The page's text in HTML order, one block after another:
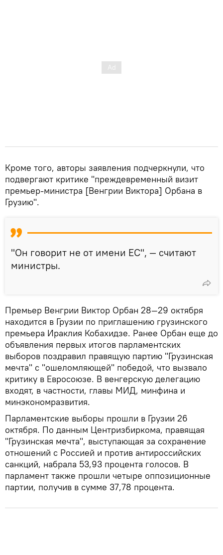
Кроме того, авторы заявления подчеркнули, что
подвергают критике "преждевременный визит
премьер-министра [Венгрии Виктора] Орбана в
Грузию".
"Он говорит не от имени ЕС", — считают
министры.
Премьер Венгрии Виктор Орбан 28—29 октября
находится в Грузии по приглашению грузинского
премьера Ираклия Кобахидзе. Ранее Орбан еще до
объявления первых итогов парламентских
выборов поздравил правящую партию "Грузинская
мечта" с "ошеломляющей" победой, что вызвало
критику в Евросоюзе. В венгерскую делегацию
входят, в частности, главы МИД, минфина и
минэкономразвития.
Парламентские выборы прошли в Грузии 26
октября. По данным Центризбиркома, правящая
"Грузинская мечта", выступающая за сохранение
отношений с Россией и против антироссийских
санкций, набрала 53,93 процента голосов. В
парламент также прошли четыре оппозиционные
партии, получив в сумме 37,78 процента.